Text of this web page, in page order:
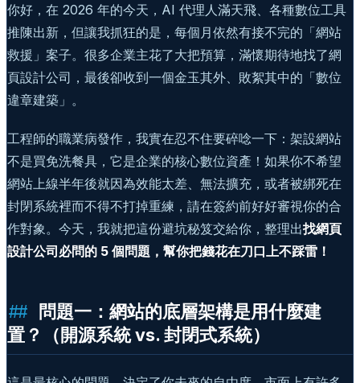
你好，在 2026 年的今天，AI 代理人滿天飛、各種數位工具
推陳出新，但讓我抓狂的是，每個月依然有接不完的「網站
救援」案子。很多企業主花了大把預算，滿懷期待地找了網
頁設計公司，最後卻收到一個金玉其外、敗絮其中的「數位
違章建築」。
工程師的職業病發作，我實在忍不住要碎唸一下：架設網站
不是買免洗餐具，它是企業的核心數位資產！如果你不希望
網站上線半年後就因為效能太差、無法擴充，或者被綁死在
封閉系統裡而不得不打掉重練，請在簽約前好好審視你的合
作對象。今天，我就把這份避坑秘笈交給你，整理出找網頁
設計公司必問的 5 個問題，幫你把錢花在刀口上不踩雷！
問題一：網站的底層架構是用什麼建
置？（開源系統 vs. 封閉式系統）